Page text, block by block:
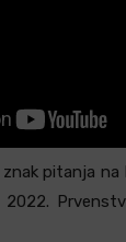
pitanja na